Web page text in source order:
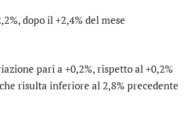
dopo il +2,4% del mese
pari a +0,2%, rispetto al +0,2%
risulta inferiore al 2,8% precedente